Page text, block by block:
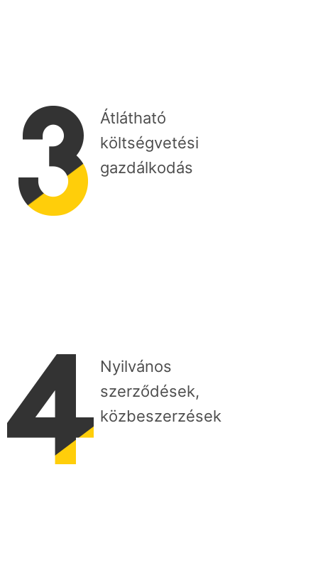
Átlátható
költségvetési
gazdálkodás
Nyilvános
szerződések,
közbeszerzések